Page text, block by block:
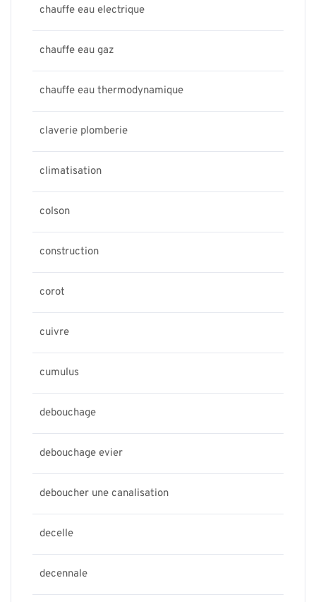
chauffe eau electrique
chauffe eau gaz
chauffe eau thermodynamique
claverie plomberie
climatisation
colson
construction
corot
cuivre
cumulus
debouchage
debouchage evier
deboucher une canalisation
decelle
decennale